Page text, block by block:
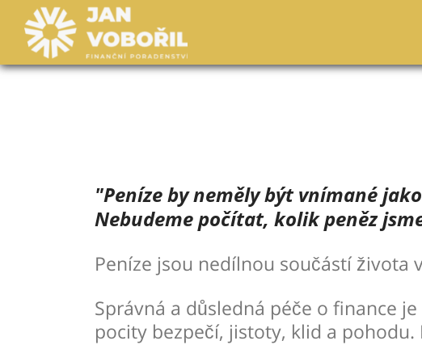
"Peníze by neměly být vnímané
Nebudeme počítat, kolik peněz
Peníze jsou nedílnou součástí života
Správná a důsledná péče o finance
pocity bezpečí, jistoty, klid a